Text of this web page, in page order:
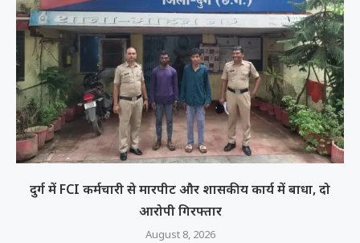
दुर्ग में FCI कर्मचारी से मारपीट और शासकीय कार्य में बाधा, दो
आरोपी गिरफ्तार
August 8, 2026